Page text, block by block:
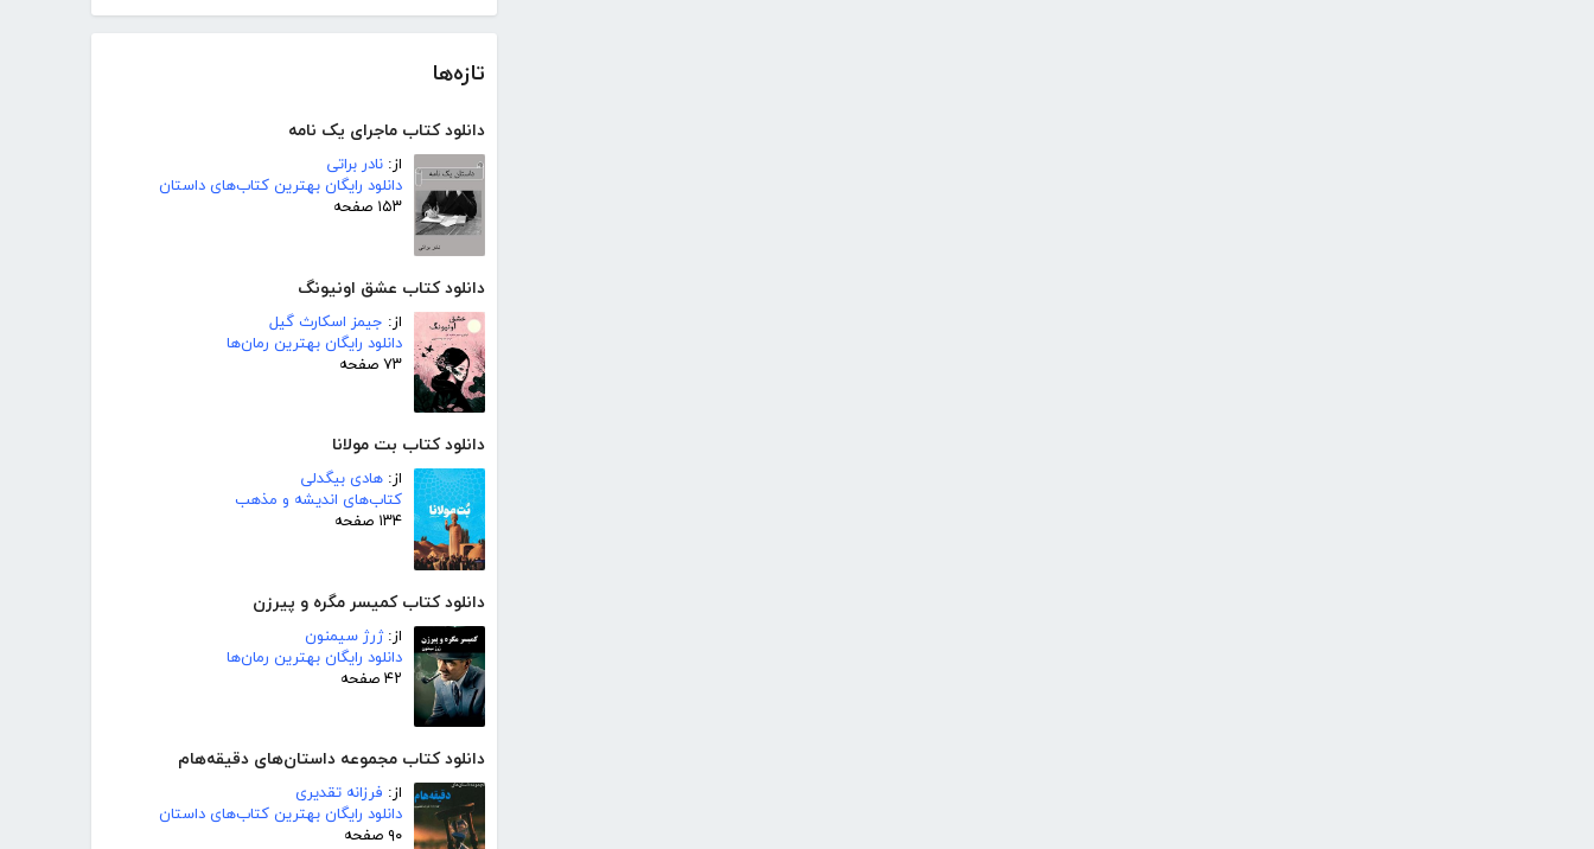
تازه‌ها
دانلود کتاب ماجرای یک نامه
از: نادر براتی
دانلود رایگان بهترین کتاب‌های داستان
۱۵۳ صفحه
دانلود کتاب عشق اونیونگ
از: جیمز اسکارث گیل
دانلود رایگان بهترین رمان‌ها
۷۳ صفحه
دانلود کتاب بت مولانا
از: هادی بیگدلی
کتاب‌های اندیشه و مذهب
۱۳۴ صفحه
دانلود کتاب کمیسر مگره و پیرزن
از:ژرژ سیمنون
دانلود رایگان بهترین رمان‌ها
۴۲ صفحه
دانلود کتاب مجموعه داستان‌های دقیقه‌هام
از: فرزانه تقدیری
دانلود رایگان بهترین کتاب‌های داستان
۹۰ صفحه